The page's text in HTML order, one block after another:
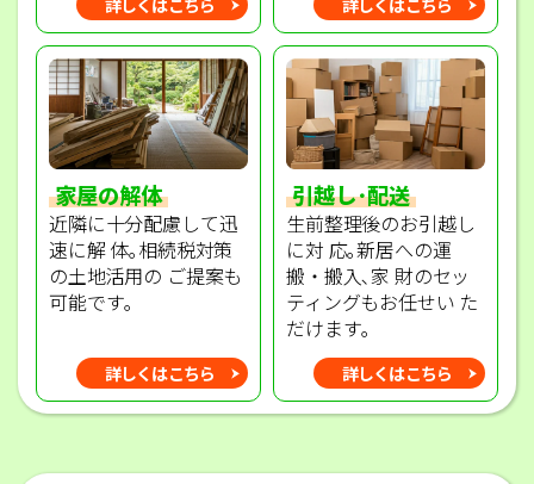
家屋の解体
近隣に十分配慮して迅
速に解 体｡相続税対策
の土地活用の ご提案も
可能です｡
詳しくはこちら
引越し･配送
生前整理後のお引越し
に対 応｡新居への運
搬・搬入､家 財のセッ
ティングもお任せい た
だけます｡
詳しくはこちら